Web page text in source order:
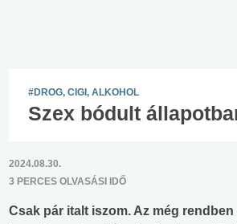
#DROG, CIGI, ALKOHOL
Szex bódult
2024.08.30.
3 PERCES OLVASÁSI IDŐ
Csak pár italt iszom. Az még